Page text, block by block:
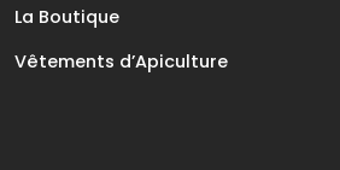
La Boutique
Vêtements d’Apiculture